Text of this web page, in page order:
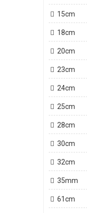
15cm
18cm
20cm
23cm
24cm
25cm
28cm
30cm
32cm
35mm
61cm